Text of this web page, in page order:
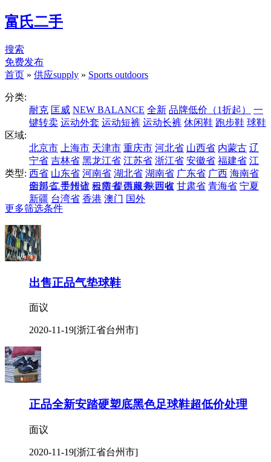
富氏二手
搜索
免费发布
首页 » 供应supply » Sports outdoors
分类:
耐克 匡威 NEW BALANCE 全新 品牌低价（1折起）
一
键转卖 运动外套 运动短裤 运动长裤 休闲鞋 跑步鞋 球鞋
区域:
北京市
上海市 天津市 重庆市 河北省 山西省 内蒙古 辽
宁省 吉林省 黑龙江省 江苏省 浙江省 安徽省 福建省 江
西省 山东省 河南省 湖北省 湖南省 广东省 广西 海南省
四川省 贵州省 云南省 西藏 陕西省 甘肃省 青海省 宁夏
新疆 台湾省 香港 澳门 国外
类型:
全部 二手转让 租赁 提供服务 回收
更多筛选条件
出售正品气垫球鞋
面议
2020-11-19[浙江省台州市]
正品全新安踏硬塑底黑色足球鞋超低价处理
面议
2020-11-19[浙江省台州市]